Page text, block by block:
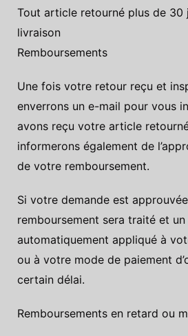
Tout article retourné plus de 30
livraison
Remboursements
Une fois votre retour reçu et
enverrons un e-mail pour vous
avons reçu votre article
informerons également de
de votre remboursement.
Si votre demande est
remboursement sera traité et
automatiquement appliqué à
ou à votre mode de paiement
certain délai.
Remboursements en retard ou